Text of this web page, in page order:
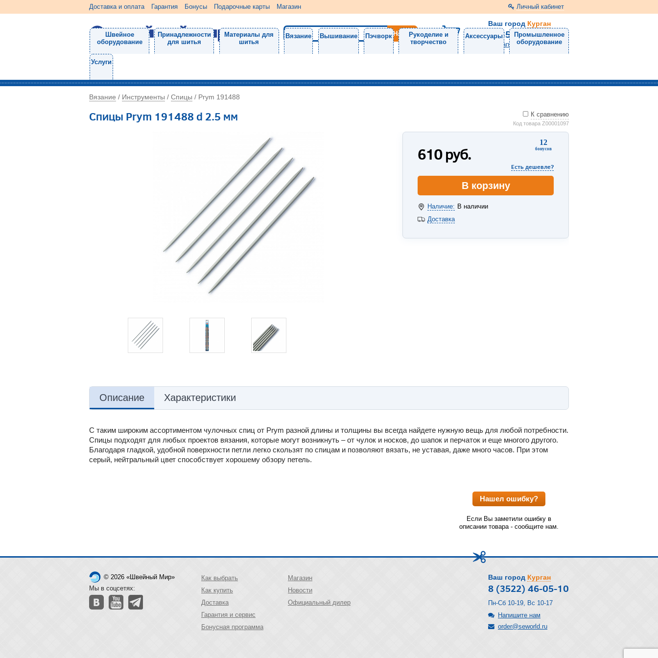
Доставка и оплата Гарантия Бонусы Подарочные карты Магазин Личный кабинет
Ваш город Курган
8 (3522) 46-05-10
Напишите нам
Швейное
оборудование
Принадлежности
для шитья
Материалы для
шитья
Вязание Вышивание Пэчворк
Рукоделие и
творчество
Аксессуары
Промышленное
оборудование
Услуги
Вязание / Инструменты / Спицы / Prym 191488
Спицы Prym 191488 d 2.5 мм К сравнению
Код товара Z00001097
12
бонусов
610руб.
Есть дешевле?
В корзину
Наличие: В наличии
Доставка
Описание Характеристики
С таким широким ассортиментом чулочных спиц от Prym разной длины и толщины вы всегда найдете нужную вещь для любой потребности.
Спицы подходят для любых проектов вязания, которые могут возникнуть – от чулок и носков, до шапок и перчаток и еще многого другого.
Благодаря гладкой, удобной поверхности петли легко скользят по спицам и позволяют вязать, не уставая, даже много часов. При этом
серый, нейтральный цвет способствует хорошему обзору петель.
Нашел ошибку?
Если Вы заметили ошибку в
описании товара - сообщите нам.
© 2026 «Швейный Мир»
Мы в соцсетях:
Как выбрать
Как купить
Доставка
Гарантия и сервис
Бонусная программа
Магазин
Новости
Официальный дилер
Ваш город Курган
8 (3522) 46-05-10
Пн-Сб 10-19, Вс 10-17
Напишите нам
order@seworld.ru